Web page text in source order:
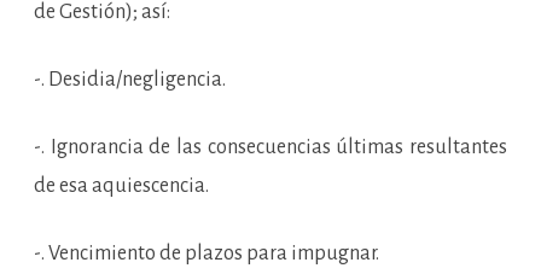
de Gestión); así:
-. Desidia/negligencia.
-. Ignorancia de las consecuencias últimas resultantes
de esa aquiescencia.
-. Vencimiento de plazos para impugnar.